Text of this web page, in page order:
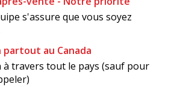
s'assure que vous soyez
partout au Canada
à travers tout le pays (sauf pour